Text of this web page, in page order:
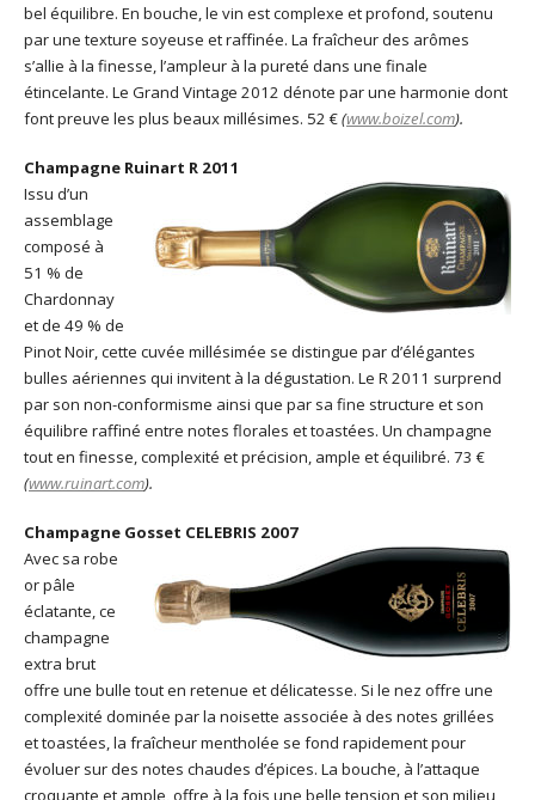
bel équilibre. En bouche, le vin est complexe et profond, soutenu
par une texture soyeuse et raffinée. La fraîcheur des arômes
s’allie à la finesse, l’ampleur à la pureté dans une finale
étincelante. Le Grand Vintage 2012 dénote par une harmonie dont
font preuve les plus beaux millésimes. 52 €(www.boizel.com).
Champagne Ruinart R 2011
Issu d’un
assemblage
composé à
51 % de
Chardonnay
et de 49 % de
Pinot Noir, cette cuvée millésimée se distingue par d’élégantes
bulles aériennes qui invitent à la dégustation. Le R 2011 surprend
par son non-conformisme ainsi que par sa fine structure et son
équilibre raffiné entre notes florales et toastées. Un champagne
tout en finesse, complexité et précision, ample et équilibré. 73 €
(www.ruinart.com).
Champagne Gosset CELEBRIS 2007
Avec sa robe
or pâle
éclatante, ce
champagne
extra brut
offre une bulle tout en retenue et délicatesse. Si le nez offre une
complexité dominée par la noisette associée à des notes grillées
et toastées, la fraîcheur mentholée se fond rapidement pour
évoluer sur des notes chaudes d’épices. La bouche, à l’attaque
croquante et ample, offre à la fois une belle tension et son milieu